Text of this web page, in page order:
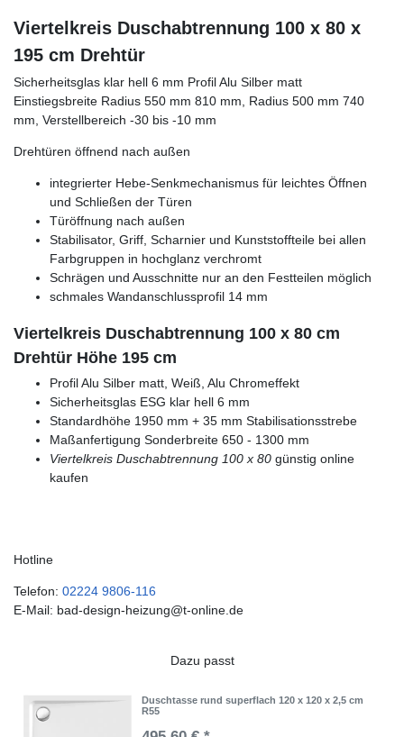
Viertelkreis Duschabtrennung 100 x 80 x
195 cm Drehtür
Sicherheitsglas klar hell 6 mm Profil Alu Silber matt
Einstiegsbreite Radius 550 mm 810 mm, Radius 500 mm 740
mm, Verstellbereich -30 bis -10 mm
Drehtüren öffnend nach außen
integrierter Hebe-Senkmechanismus für leichtes Öffnen
und Schließen der Türen
Türöffnung nach außen
Stabilisator, Griff, Scharnier und Kunststoffteile bei allen
Farbgruppen in hochglanz verchromt
Schrägen und Ausschnitte nur an den Festteilen möglich
schmales Wandanschlussprofil 14 mm
Viertelkreis Duschabtrennung 100 x 80 cm
Drehtür Höhe 195 cm
Profil Alu Silber matt, Weiß, Alu Chromeffekt
Sicherheitsglas ESG klar hell 6 mm
Standardhöhe 1950 mm + 35 mm Stabilisationsstrebe
Maßanfertigung Sonderbreite 650 - 1300 mm
Viertelkreis Duschabtrennung 100 x 80 günstig online
kaufen
Hotline
Telefon: 02224 9806-116
E-Mail: bad-design-heizung@t-online.de
Dazu passt
Duschtasse rund superflach 120 x 120 x 2,5 cm
R55